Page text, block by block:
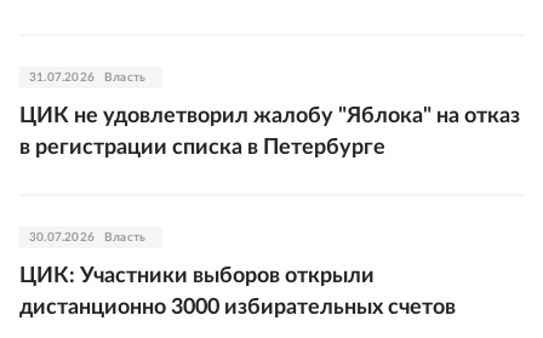
31.07.2026 Власть
ЦИК не удовлетворил жалобу "Яблока" на отказ
в регистрации списка в Петербурге
30.07.2026 Власть
ЦИК: Участники выборов открыли
дистанционно 3000 избирательных счетов